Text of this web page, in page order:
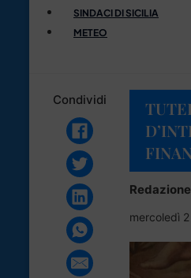
SINDACI DI SICILIA
METEO
Condividi
Redazione
mercoledì